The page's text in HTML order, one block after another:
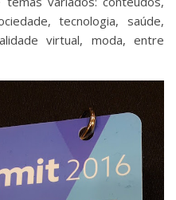
tecnologia, saúde,
virtual, moda, entre